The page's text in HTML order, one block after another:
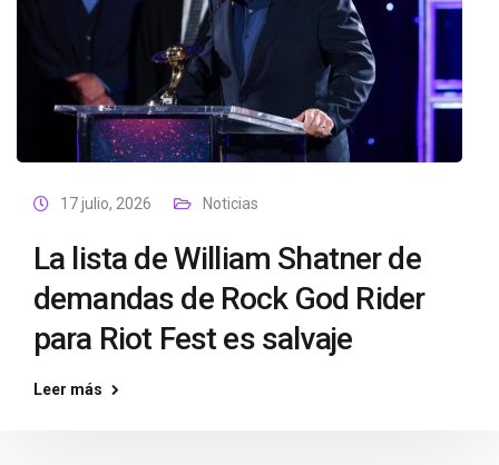
17 julio, 2026 Noticias
La lista de William Shatner de
demandas de Rock God Rider
para Riot Fest es salvaje
Leer más